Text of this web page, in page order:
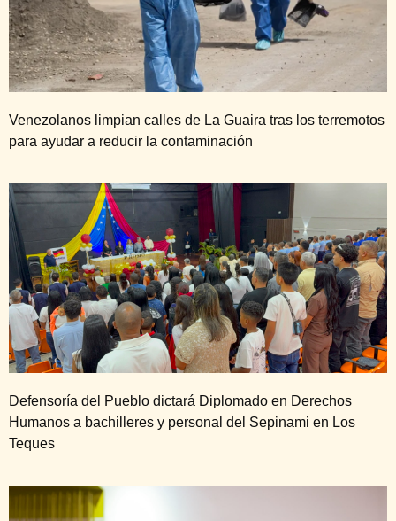
Venezolanos limpian calles de La Guaira tras los terremotos
para ayudar a reducir la contaminación
Defensoría del Pueblo dictará Diplomado en Derechos
Humanos a bachilleres y personal del Sepinami en Los
Teques